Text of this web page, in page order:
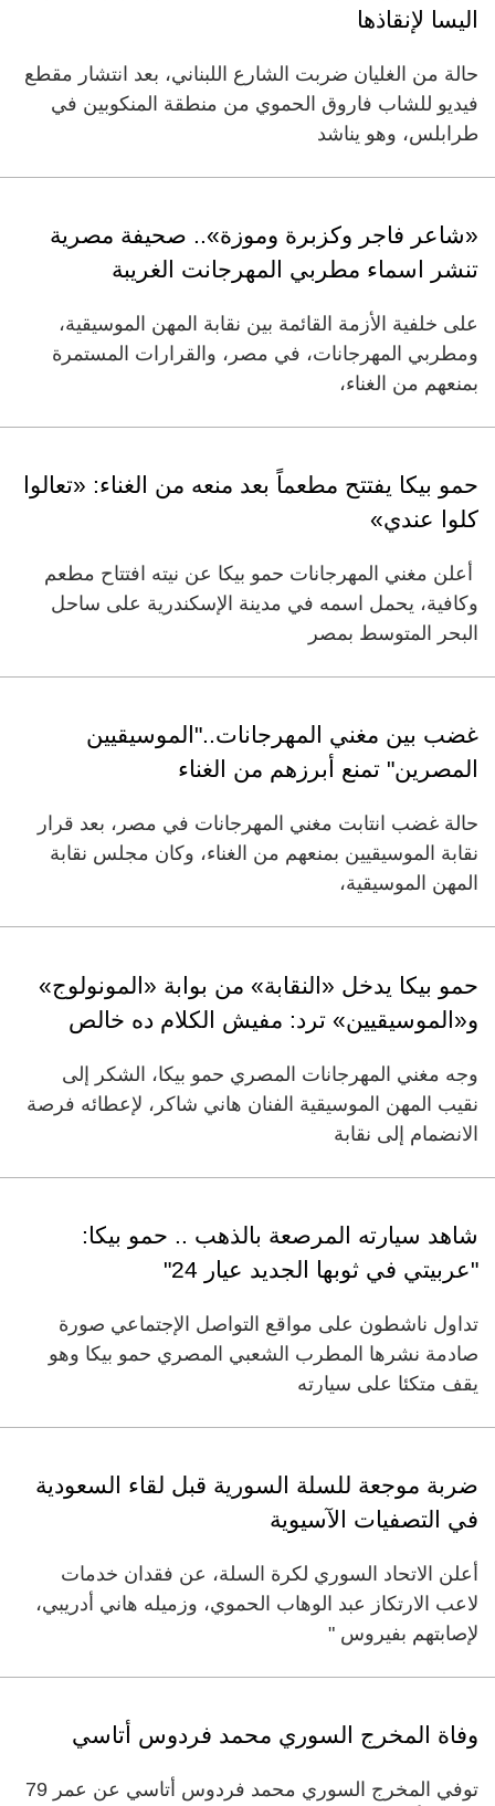
اليسا لإنقاذها
حالة من الغليان ضربت الشارع اللبناني، بعد انتشار مقطع
فيديو للشاب فاروق الحموي من منطقة المنكوبين في
طرابلس، وهو يناشد
«شاعر فاجر وكزبرة وموزة».. صحيفة مصرية
تنشر اسماء مطربي المهرجانت الغريبة
على خلفية الأزمة القائمة بين نقابة المهن الموسيقية،
ومطربي المهرجانات، في مصر، والقرارات المستمرة
بمنعهم من الغناء،
حمو بيكا يفتتح مطعماً بعد منعه من الغناء: «تعالوا
كلوا عندي»
أعلن مغني المهرجانات حمو بيكا عن نيته افتتاح مطعم
وكافية، يحمل اسمه في مدينة الإسكندرية على ساحل
البحر المتوسط بمصر
غضب بين مغني المهرجانات.."الموسيقيين
المصرين" تمنع أبرزهم من الغناء
حالة غضب انتابت مغني المهرجانات في مصر، بعد قرار
نقابة الموسيقيين بمنعهم من الغناء، وكان مجلس نقابة
المهن الموسيقية،
حمو بيكا يدخل «النقابة» من بوابة «المونولوج»
و«الموسيقيين» ترد: مفيش الكلام ده خالص
وجه مغني المهرجانات المصري حمو بيكا، الشكر إلى
نقيب المهن الموسيقية الفنان هاني شاكر، لإعطائه فرصة
الانضمام إلى نقابة
شاهد سيارته المرصعة بالذهب .. حمو بيكا:
"عربيتي في ثوبها الجديد عيار 24"
تداول ناشطون على مواقع التواصل الإجتماعي صورة
صادمة نشرها المطرب الشعبي المصري حمو بيكا وهو
يقف متكئا على سيارته
ضربة موجعة للسلة السورية قبل لقاء السعودية
في التصفيات الآسيوية
أعلن الاتحاد السوري لكرة السلة، عن فقدان خدمات
لاعب الارتكاز عبد الوهاب الحموي، وزميله هاني أدريبي،
لإصابتهم بفيروس "
وفاة المخرج السوري محمد فردوس أتاسي
توفي المخرج السوري محمد فردوس أتاسي عن عمر 79